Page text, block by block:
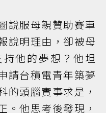
說服母親贊助賽車
說明理由，卻被母
他的夢想？他坦
請台積電青年築夢
的頭腦實事求是，
。他思考後發現，